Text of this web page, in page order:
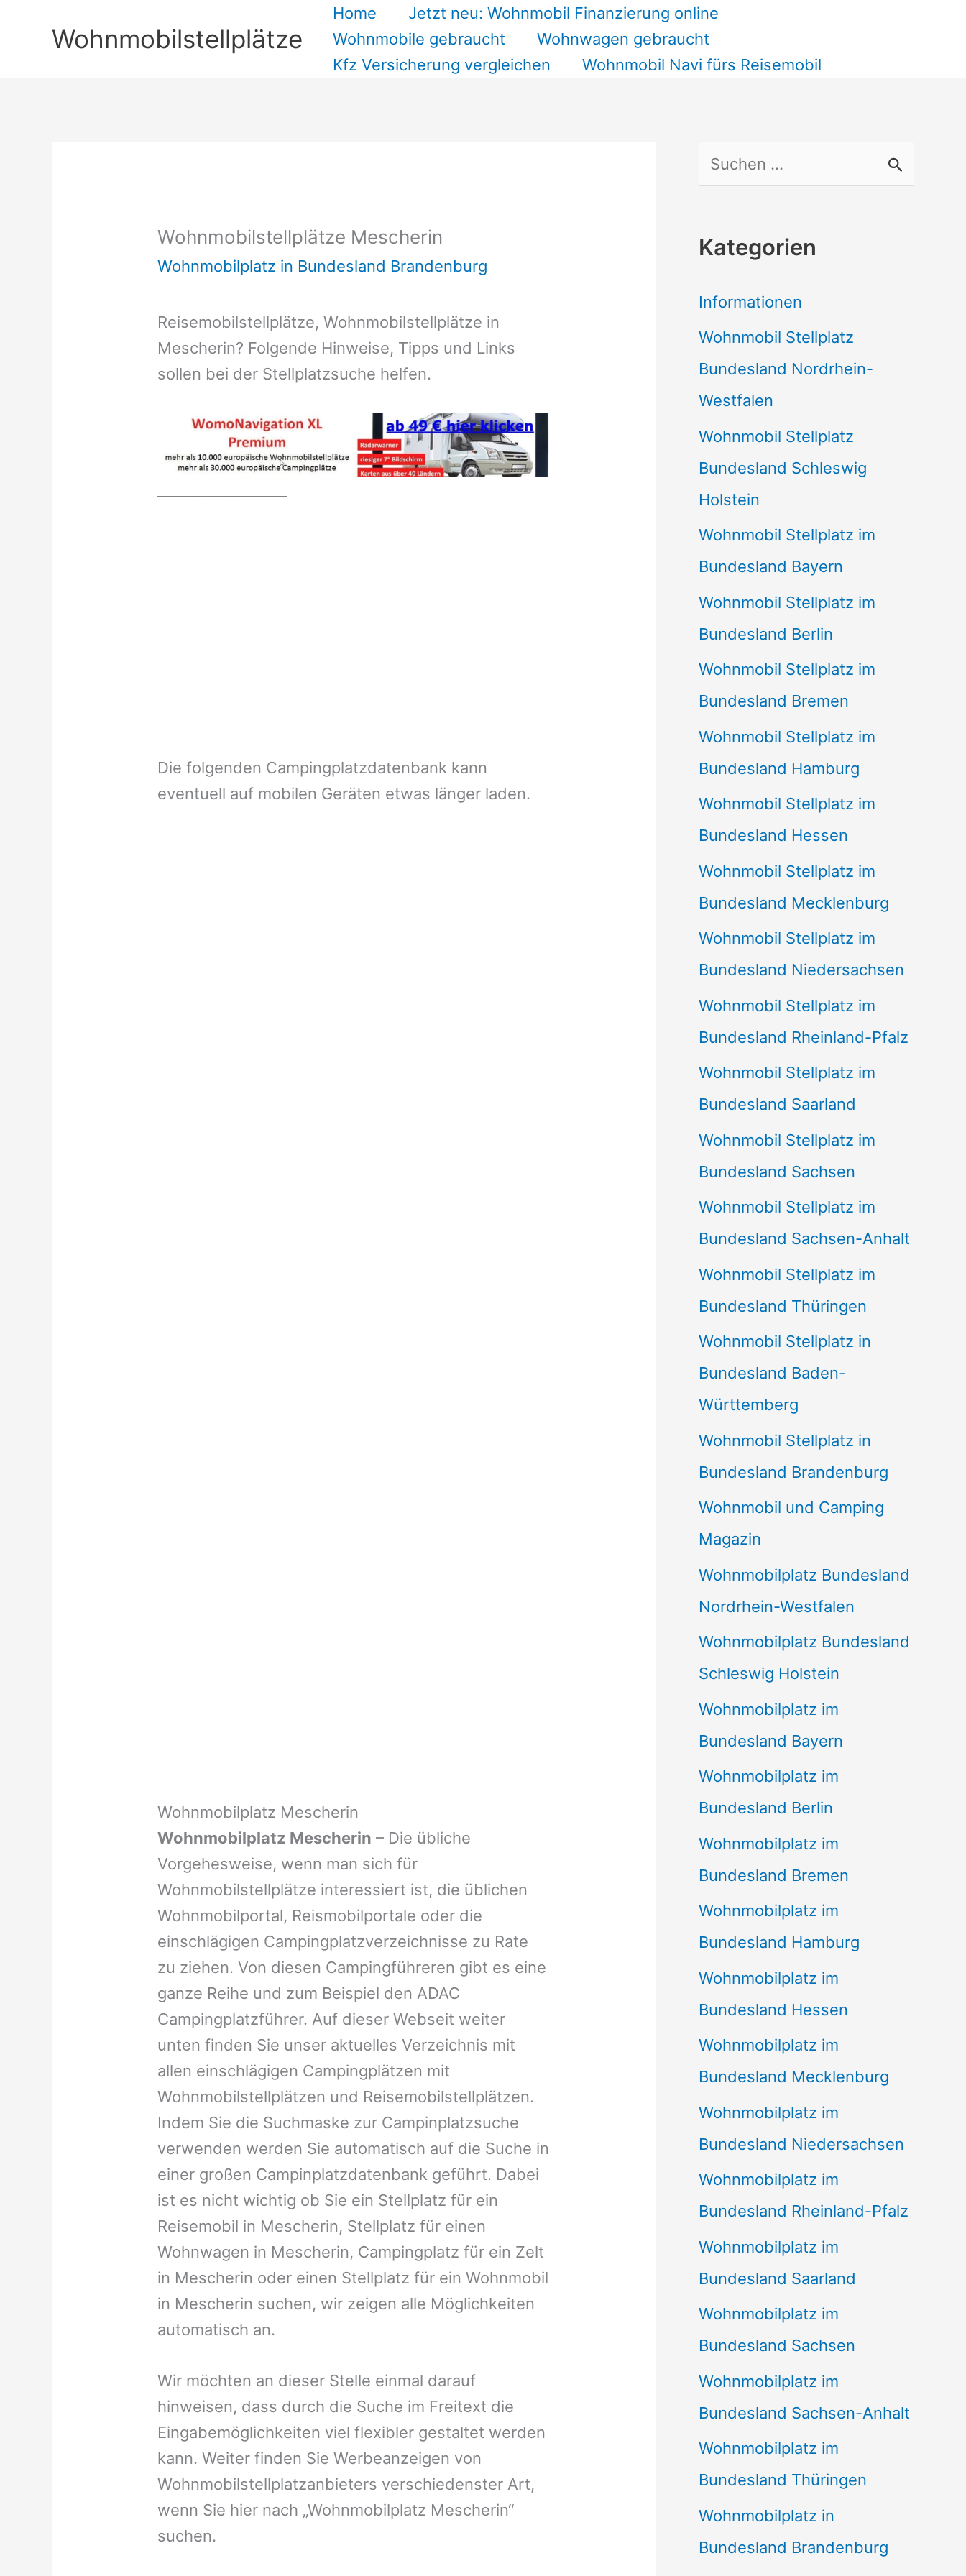
Wohnmobilstellplätze
Home
Jetzt neu: Wohnmobil Finanzierung online
Wohnmobile gebraucht
Wohnwagen gebraucht
Kfz Versicherung vergleichen
Wohnmobil Navi fürs Reisemobil
Wohnmobilstellplätze Mescherin
Wohnmobilplatz in Bundesland Brandenburg
Reisemobilstellplätze, Wohnmobilstellplätze in
Mescherin? Folgende Hinweise, Tipps und Links
sollen bei der Stellplatzsuche helfen.
Die folgenden Campingplatzdatenbank kann
eventuell auf mobilen Geräten etwas länger laden.
Wohnmobilplatz Mescherin
Wohnmobilplatz Mescherin – Die übliche
Vorgehesweise, wenn man sich für
Wohnmobilstellplätze interessiert ist, die üblichen
Wohnmobilportal, Reismobilportale oder die
einschlägigen Campingplatzverzeichnisse zu Rate
zu ziehen. Von diesen Campingführeren gibt es eine
ganze Reihe und zum Beispiel den ADAC
Campingplatzführer. Auf dieser Webseit weiter
unten finden Sie unser aktuelles Verzeichnis mit
allen einschlägigen Campingplätzen mit
Wohnmobilstellplätzen und Reisemobilstellplätzen.
Indem Sie die Suchmaske zur Campinplatzsuche
verwenden werden Sie automatisch auf die Suche in
einer großen Campinplatzdatenbank geführt. Dabei
ist es nicht wichtig ob Sie ein Stellplatz für ein
Reisemobil in Mescherin, Stellplatz für einen
Wohnwagen in Mescherin, Campingplatz für ein Zelt
in Mescherin oder einen Stellplatz für ein Wohnmobil
in Mescherin suchen, wir zeigen alle Möglichkeiten
automatisch an.
Wir möchten an dieser Stelle einmal darauf
hinweisen, dass durch die Suche im Freitext die
Eingabemöglichkeiten viel flexibler gestaltet werden
kann. Weiter finden Sie Werbeanzeigen von
Wohnmobilstellplatzanbieters verschiedenster Art,
wenn Sie hier nach „Wohnmobilplatz Mescherin“
suchen.
u
h
n
a
c
h
:
Kategorien
Informationen
Wohnmobil Stellplatz
Bundesland Nordrhein-
Westfalen
Wohnmobil Stellplatz
Bundesland Schleswig
Holstein
Wohnmobil Stellplatz im
Bundesland Bayern
Wohnmobil Stellplatz im
Bundesland Berlin
Wohnmobil Stellplatz im
Bundesland Bremen
Wohnmobil Stellplatz im
Bundesland Hamburg
Wohnmobil Stellplatz im
Bundesland Hessen
Wohnmobil Stellplatz im
Bundesland Mecklenburg
Wohnmobil Stellplatz im
Bundesland Niedersachsen
Wohnmobil Stellplatz im
Bundesland Rheinland-Pfalz
Wohnmobil Stellplatz im
Bundesland Saarland
Wohnmobil Stellplatz im
Bundesland Sachsen
Wohnmobil Stellplatz im
Bundesland Sachsen-Anhalt
Wohnmobil Stellplatz im
Bundesland Thüringen
Wohnmobil Stellplatz in
Bundesland Baden-
Württemberg
Wohnmobil Stellplatz in
Bundesland Brandenburg
Wohnmobil und Camping
Magazin
Wohnmobilplatz Bundesland
Nordrhein-Westfalen
Wohnmobilplatz Bundesland
Schleswig Holstein
Wohnmobilplatz im
Bundesland Bayern
Wohnmobilplatz im
Bundesland Berlin
Wohnmobilplatz im
Bundesland Bremen
Wohnmobilplatz im
Bundesland Hamburg
Wohnmobilplatz im
Bundesland Hessen
Wohnmobilplatz im
Bundesland Mecklenburg
Wohnmobilplatz im
Bundesland Niedersachsen
Wohnmobilplatz im
Bundesland Rheinland-Pfalz
Wohnmobilplatz im
Bundesland Saarland
Wohnmobilplatz im
Bundesland Sachsen
Wohnmobilplatz im
Bundesland Sachsen-Anhalt
Wohnmobilplatz im
Bundesland Thüringen
Wohnmobilplatz in
Bundesland Brandenburg